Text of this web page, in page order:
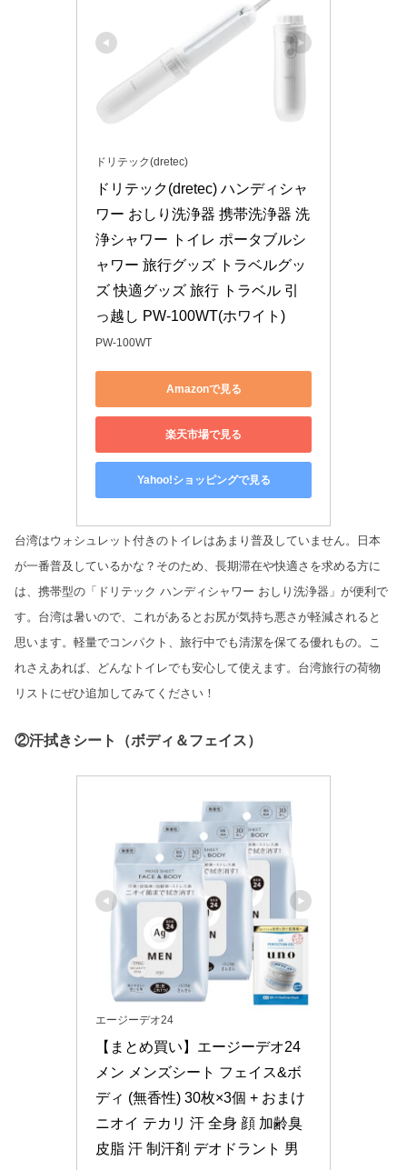
ドリテック(dretec)
ドリテック(dretec) ハンディシャ
ワー おしり洗浄器 携帯洗浄器 洗
浄シャワー トイレ ポータブルシ
ャワー 旅行グッズ トラベルグッ
ズ 快適グッズ 旅行 トラベル 引
っ越し PW-100WT(ホワイト)
PW-100WT
Amazonで見る
楽天市場で見る
Yahoo!ショッピングで見る
台湾はウォシュレット付きのトイレはあまり普及していません。日本
が一番普及しているかな？そのため、長期滞在や快適さを求める方に
は、携帯型の「ドリテック ハンディシャワー おしり洗浄器」が便利で
す。台湾は暑いので、これがあるとお尻が気持ち悪さが軽減されると
思います。軽量でコンパクト、旅行中でも清潔を保てる優れもの。こ
れさえあれば、どんなトイレでも安心して使えます。台湾旅行の荷物
リストにぜひ追加してみてください！
②汗拭きシート（ボディ＆フェイス）
エージーデオ24
【まとめ買い】エージーデオ24
メン メンズシート フェイス&ボ
ディ (無香性) 30枚×3個 + おまけ
ニオイ テカリ 汗 全身 顔 加齢臭
皮脂 汗 制汗剤 デオドラント 男